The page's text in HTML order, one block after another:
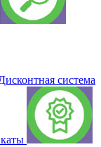
система